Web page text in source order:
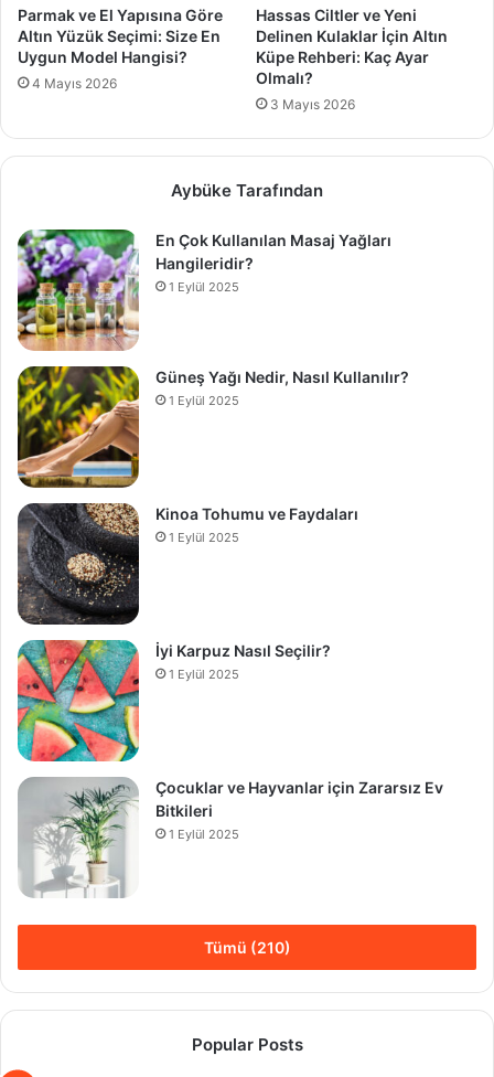
Parmak ve El Yapısına Göre
Altın Yüzük Seçimi: Size En
Uygun Model Hangisi?
4 Mayıs 2026
Hassas Ciltler ve Yeni
Delinen Kulaklar İçin Altın
Küpe Rehberi: Kaç Ayar
Olmalı?
3 Mayıs 2026
Aybüke Tarafından
En Çok Kullanılan Masaj Yağları
Hangileridir?
1 Eylül 2025
Güneş Yağı Nedir, Nasıl Kullanılır?
1 Eylül 2025
Kinoa Tohumu ve Faydaları
1 Eylül 2025
İyi Karpuz Nasıl Seçilir?
1 Eylül 2025
Çocuklar ve Hayvanlar için Zararsız Ev
Bitkileri
1 Eylül 2025
Tümü (210)
Popular Posts